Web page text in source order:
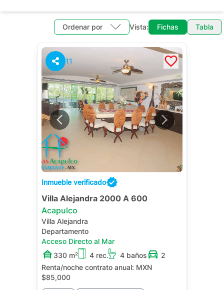
Ordenar por Vista: Fichas Tabla
11
Inmueble verificado
Villa Alejandra 2000 A 600
Acapulco
Villa Alejandra
Departamento
Acceso Directo al Mar
330 m²
4 rec. 4 baños
2
Renta/noche contrato anual: MXN
$85,000